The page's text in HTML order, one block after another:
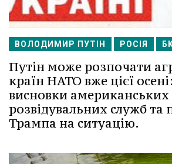
ВОЛОДИМИР ПУТІН РОСІЯ
Путін може розпочати
країн НАТО вже цієї
висновки американських
розвідувальних служб та
Трампа на ситуацію.